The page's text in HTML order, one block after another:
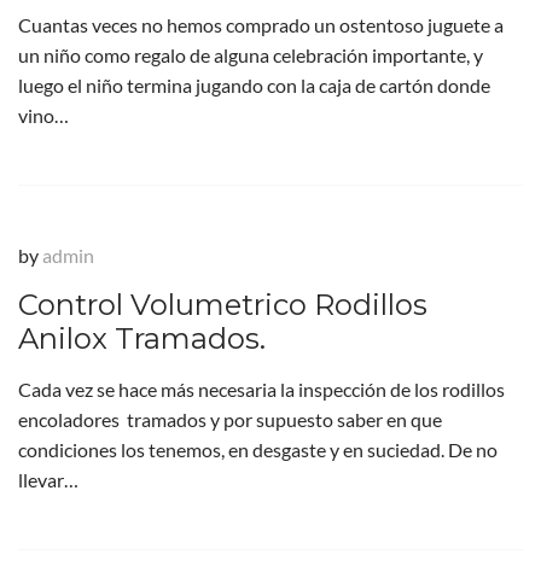
Cuantas veces no hemos comprado un ostentoso juguete a
un niño como regalo de alguna celebración importante, y
luego el niño termina jugando con la caja de cartón donde
vino…
by admin
Control Volumetrico Rodillos
Anilox Tramados.
Cada vez se hace más necesaria la inspección de los rodillos
encoladores tramados y por supuesto saber en que
condiciones los tenemos, en desgaste y en suciedad. De no
llevar…